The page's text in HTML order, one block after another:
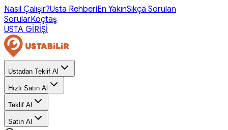
Nasıl Çalışır?Usta RehberiEn YakınSıkça Sorulan
SorularKoçtaş
USTA GİRİŞİ
Ustadan Teklif Al
Hızlı Satın Al
Teklif Al
Satın Al